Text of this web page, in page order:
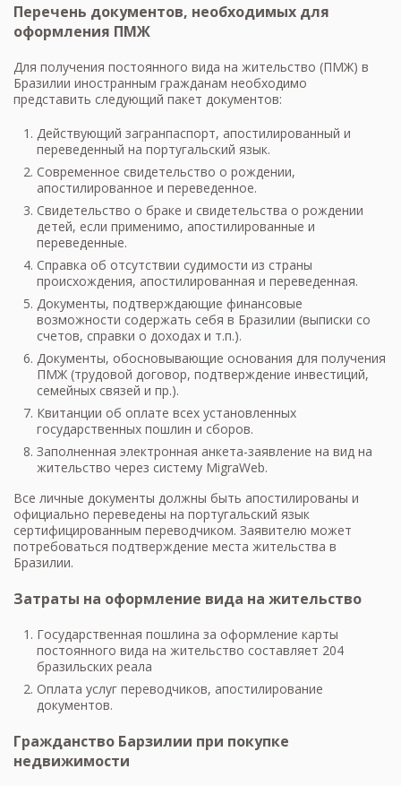
Перечень документов, необходимых для
оформления ПМЖ
Для получения постоянного вида на жительство (ПМЖ) в
Бразилии иностранным гражданам необходимо
представить следующий пакет документов:
Действующий загранпаспорт, апостилированный и
переведенный на португальский язык.
Современное свидетельство о рождении,
апостилированное и переведенное.
Свидетельство о браке и свидетельства о рождении
детей, если применимо, апостилированные и
переведенные.
Справка об отсутствии судимости из страны
происхождения, апостилированная и переведенная.
Документы, подтверждающие финансовые
возможности содержать себя в Бразилии (выписки со
счетов, справки о доходах и т.п.).
Документы, обосновывающие основания для получения
ПМЖ (трудовой договор, подтверждение инвестиций,
семейных связей и пр.).
Квитанции об оплате всех установленных
государственных пошлин и сборов.
Заполненная электронная анкета-заявление на вид на
жительство через систему MigraWeb.
Все личные документы должны быть апостилированы и
официально переведены на португальский язык
сертифицированным переводчиком. Заявителю может
потребоваться подтверждение места жительства в
Бразилии.
Затраты на оформление вида на жительство
Государственная пошлина за оформление карты
постоянного вида на жительство составляет 204
бразильских реала
Оплата услуг переводчиков, апостилирование
документов.
Гражданство Барзилии при покупке
недвижимости